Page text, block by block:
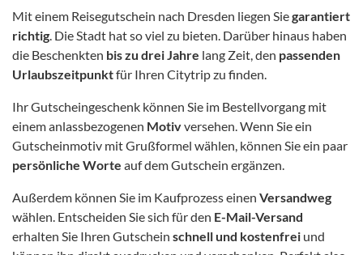
Mit einem Reisegutschein nach Dresden liegen Siegarantiert
richtig . Die Stadt hat so viel zu bieten. Darüber hinaus haben
die Beschenkten bis zu drei Jahre lang Zeit, den passenden
Urlaubszeitpunktfür Ihren Citytrip zu finden.
Ihr Gutscheingeschenk können Sie im Bestellvorgang mit
einem anlassbezogenen Motivversehen. Wenn Sie ein
Gutscheinmotiv mit Grußformel wählen, können Sie ein paar
persönliche Worte auf dem Gutschein ergänzen.
Außerdem können Sie im Kaufprozess einen Versandweg
wählen. Entscheiden Sie sich für den E-Mail-Versand
erhalten Sie Ihren Gutschein schnell und kostenfrei und